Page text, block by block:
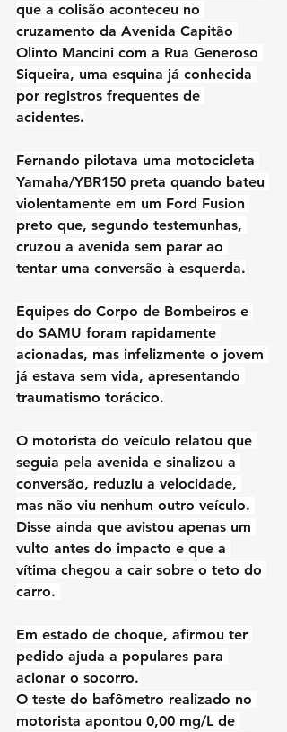
que a colisão aconteceu no
cruzamento da Avenida Capitão
Olinto Mancini com a Rua Generoso
Siqueira, uma esquina já conhecida
por registros frequentes de
acidentes.
Fernando pilotava uma motocicleta
Yamaha/YBR150 preta quando bateu
violentamente em um Ford Fusion
preto que, segundo testemunhas,
cruzou a avenida sem parar ao
tentar uma conversão à esquerda.
Equipes do Corpo de Bombeiros e
do SAMU foram rapidamente
acionadas, mas infelizmente o jovem
já estava sem vida, apresentando
traumatismo torácico.
O motorista do veículo relatou que
seguia pela avenida e sinalizou a
conversão, reduziu a velocidade,
mas não viu nenhum outro veículo.
Disse ainda que avistou apenas um
vulto antes do impacto e que a
vítima chegou a cair sobre o teto do
carro.
Em estado de choque, afirmou ter
pedido ajuda a populares para
acionar o socorro.
O teste do bafômetro realizado no
motorista apontou 0,00 mg/L de